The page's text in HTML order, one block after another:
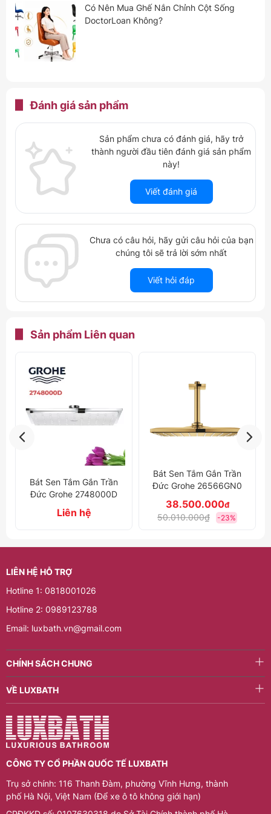
Có Nên Mua Ghế Nắn Chỉnh Cột Sống
DoctorLoan Không?
Đánh giásản phẩm
Sản phẩm chưa có đánh giá, hãy trở
thành người đầu tiên đánh giá sản phẩm
này!
Viết đánh giá
Chưa có câu hỏi, hãy gửi câu hỏi của bạn
chúng tôi sẽ trả lời sớm nhất
Viết hỏi đáp
Sản phẩm Liên quan
Đức Grohe 26566GN0
50.010.000₫
Bát Sen Tắm Gắn Trần
Đức Grohe 26566000
10.070.000đ
13.070.000₫ -23%
CÔNG TY CỔ PHẦN QUỐC TẾ LUXBATH
Trụ sở chính: 116 Thanh Đàm, phường Vĩnh Hưng, thành
phố Hà Nội, Việt Nam (Để xe ô tô không giới hạn)
VỀ LUXBATH
CHÍNH SÁCH CHUNG
LIÊN HỆ HỖ TRỢ
Hotline 1: 0818001026
Hotline 2: 0989123788
Email: luxbath.vn@gmail.com